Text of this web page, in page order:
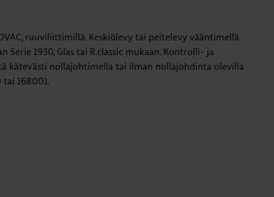
ruuviliittimillä. Keskiölevy tai peitelevy vääntimellä
Serie 1930, Glas tai R.classic mukaan. Kontrolli- ja
kätevästi nollajohtimella tai ilman nollajohdinta olevilla
168001.